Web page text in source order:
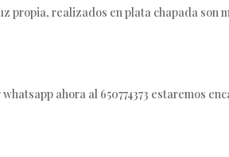
propia, realizados en plata chapada
ahora al 650774373 estaremos